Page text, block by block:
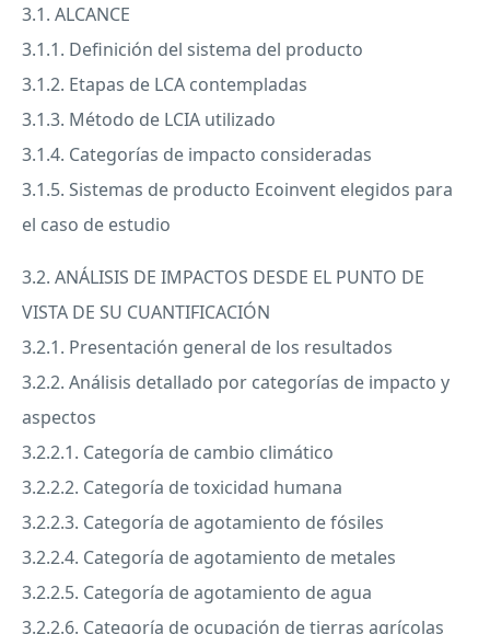
3.1. ALCANCE
3.1.1. Definición del sistema del producto
3.1.2. Etapas de LCA contempladas
3.1.3. Método de LCIA utilizado
3.1.4. Categorías de impacto consideradas
3.1.5. Sistemas de producto Ecoinvent elegidos para
el caso de estudio
3.2. ANÁLISIS DE IMPACTOS DESDE EL PUNTO DE
VISTA DE SU CUANTIFICACIÓN
3.2.1. Presentación general de los resultados
3.2.2. Análisis detallado por categorías de impacto y
aspectos
3.2.2.1. Categoría de cambio climático
3.2.2.2. Categoría de toxicidad humana
3.2.2.3. Categoría de agotamiento de fósiles
3.2.2.4. Categoría de agotamiento de metales
3.2.2.5. Categoría de agotamiento de agua
3.2.2.6. Categoría de ocupación de tierras agrícolas